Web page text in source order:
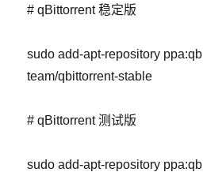
# qBittorrent 稳定版
sudo add-apt-repository
team/qbittorrent-stable
# qBittorrent 测试版
sudo add-apt-repository